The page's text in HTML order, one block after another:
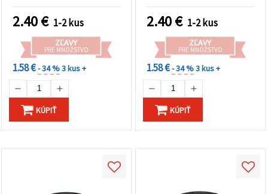
2.40€ 1-2 kus
ZĽAVY
PRE MNOŽSTVO
1.58 €- 34 %3 kus +
KÚPIŤ
2.40€ 1-2 kus
ZĽAVY
PRE MNOŽSTVO
1.58 €- 34 %3 kus +
KÚPIŤ